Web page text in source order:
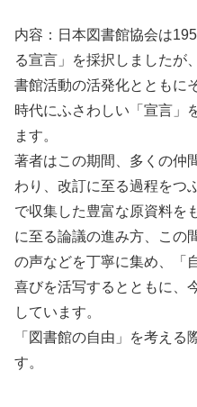
内容：日本図書館協会は
る宣言」を採択しましたが
書館活動の活発化とともに
時代にふさわしい「宣言」
ます。
著者はこの期間、多くの仲
わり、改訂に至る過程をつ
で収集した豊富な原資料を
に至る論議の進み方、この
の声などを丁寧に集め、「
喜びを活写するとともに、
しています。
「図書館の自由」を考え
す。